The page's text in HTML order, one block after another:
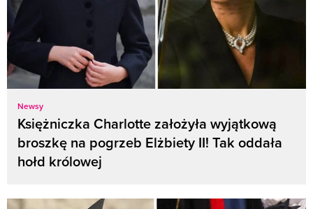
Newsy
Księżniczka Charlotte założyła wyjątkową
broszkę na pogrzeb Elżbiety II! Tak oddała
hołd królowej